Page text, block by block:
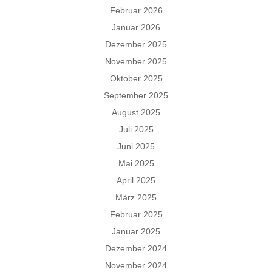
Februar 2026
Januar 2026
Dezember 2025
November 2025
Oktober 2025
September 2025
August 2025
Juli 2025
Juni 2025
Mai 2025
April 2025
März 2025
Februar 2025
Januar 2025
Dezember 2024
November 2024